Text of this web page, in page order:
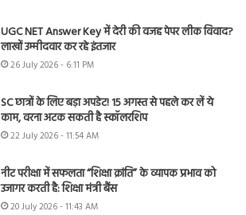
UGC NET Answer Key में देरी की वजह पेपर लीक विवाद?
लाखों उम्मीदवार कर रहे इंतजार
26 July 2026 - 6:11 PM
SC छात्रों के लिए बड़ा अपडेट! 15 अगस्त से पहले कर लें ये
काम, वरना अटक सकती है स्कॉलरशिप
22 July 2026 - 11:54 AM
नीट परीक्षा में सफलता “शिक्षा क्रांति” के व्यापक प्रभाव को
उजागर करती है: शिक्षा मंत्री बैंस
20 July 2026 - 11:43 AM